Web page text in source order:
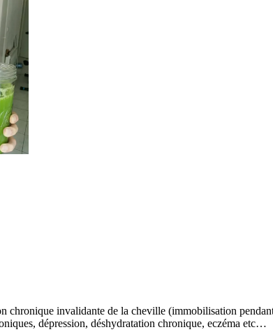
invalidante de la cheville (immobilisation
dépression, déshydratation chronique, eczéma etc…